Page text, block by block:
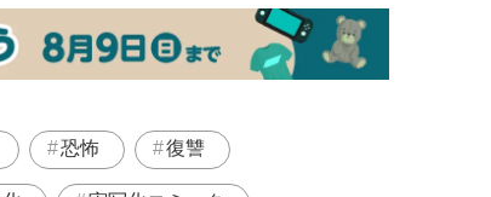
恐怖 復讐